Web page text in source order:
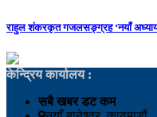
राहुल शंकरकृत गजलसङ्ग्रह ‘नयाँ
केन्द्रिय कार्यालय :
सबै खबर डट कम